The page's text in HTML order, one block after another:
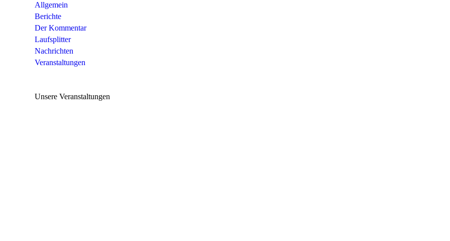
Allgemein
Berichte
Der Kommentar
Laufsplitter
Nachrichten
Veranstaltungen
Unsere Veranstaltungen